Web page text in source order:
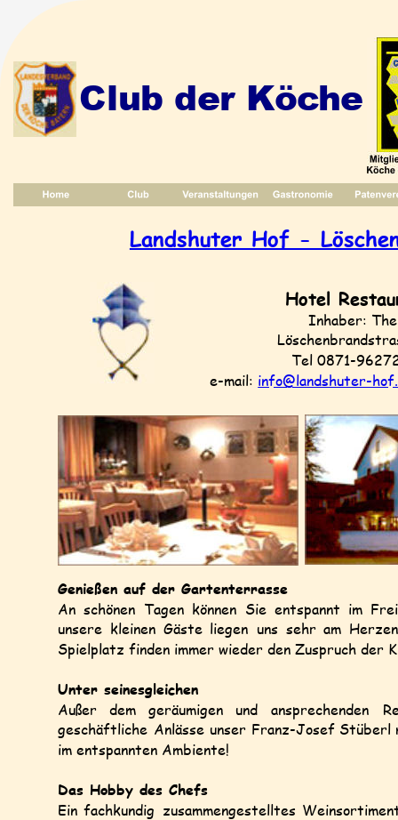
Club der Köche
Genießen auf der Gartenterrasse
An schönen Tagen können Sie entspannt im
unsere kleinen Gäste liegen uns sehr am
Spielplatz finden immer wieder den Zuspruch der
Unter seinesgleichen
Außer
dem geräumigen und ansprechenden
geschäftliche Anlässe unser Franz-Josef Stüberl
im entspannten Ambiente!
Das Hobby des Chefs
Ein fachkundig zusammengestelltes
Landshuter Hof -
Hotel
Inhaber:
Tel 0871-
e-mail: info@landshuter-